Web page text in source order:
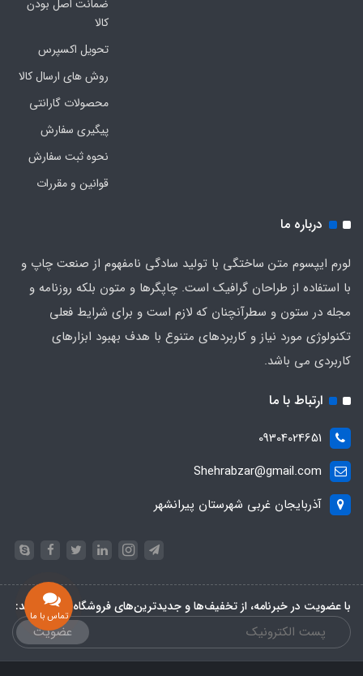
ضمانت اصل بودن
کالا
تحویل اکسپرس
روش های ارسال کالا
محصولات گارانتی
پیگیری سفارش
نحوه ثبت سفارش
قوانین و مقررات
درباره ما
لورم ایپسوم متن ساختگی با تولید سادگی نامفهوم از صنعت چاپ و
با استفاده از طراحان گرافیک است. چاپگرها و متون بلکه روزنامه و
مجله در ستون و سطرآنچنان که لازم است و برای شرایط فعلی
تکنولوژی مورد نیاز و کاربردهای متنوع با هدف بهبود ابزارهای
کاربردی می باشد.
ارتباط با ما
09304024651
Shehrabzar@gmail.com
آذربایجان غربی شهرستان پیرانشهر
با عضویت در خبرنامه، از تخفیف‌ها و جدیدترین‌های فروشگاه باخبر شوید:
عضویت
تماس با ما